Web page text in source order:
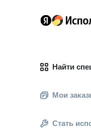
Найти
Мои
Стать